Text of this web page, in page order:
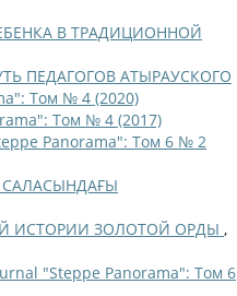
В ТРАДИЦИОННОЙ
ПЕДАГОГОВ АТЫРАУСКОГО
Том № 4 (2020)
Том № 4 (2017)
Panorama": Том 6 № 2
ИСТОРИИ ЗОЛОТОЙ ОРДЫ ,
"Steppe Panorama": Том 6